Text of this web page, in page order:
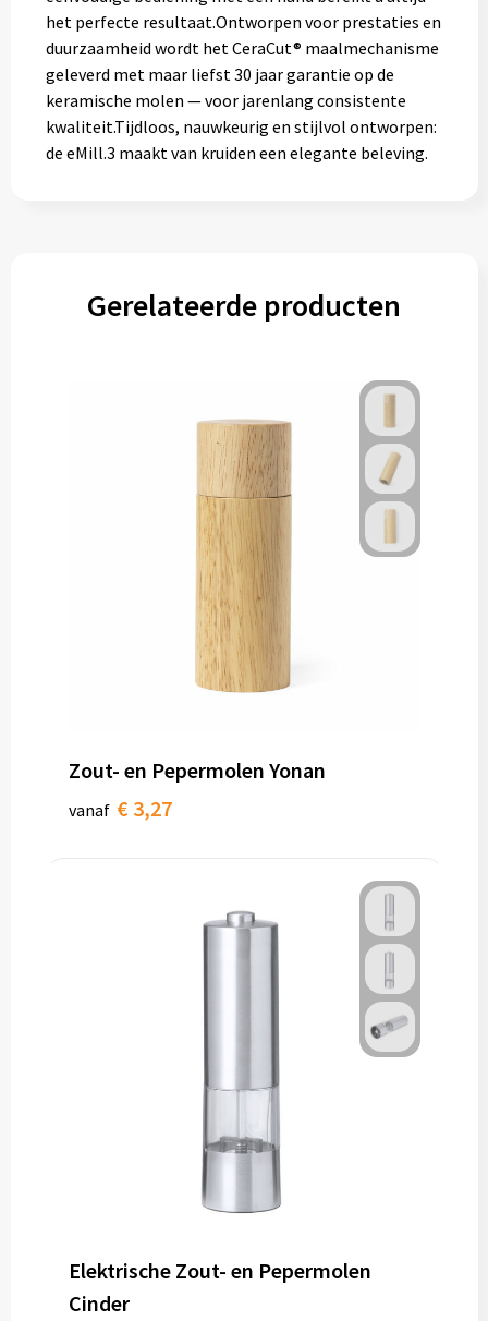
het perfecte resultaat.Ontworpen voor prestaties en
duurzaamheid wordt het CeraCut® maalmechanisme
geleverd met maar liefst 30 jaar garantie op de
keramische molen — voor jarenlang consistente
kwaliteit.Tijdloos, nauwkeurig en stijlvol ontworpen:
de eMill.3 maakt van kruiden een elegante beleving.
Gerelateerde producten
Zout- en Pepermolen Yonan
vanaf € 3,27
Elektrische Zout- en Pepermolen
Cinder